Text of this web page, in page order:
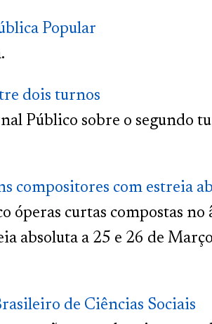
Popular
dois turnos
Público sobre o segundo
compositores com estreia
óperas curtas compostas
absoluta a 25 e 26 de
de Ciências Sociais